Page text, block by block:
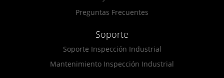
Preguntas Frecuentes
Soporte
Soporte Inspección Industrial
Mantenimiento Inspección Industrial